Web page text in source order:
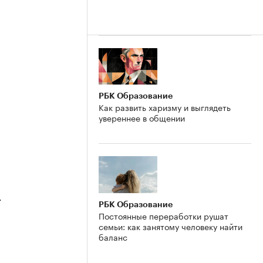
РБК Образование
Как развить харизму и выглядеть
увереннее в общении
РБК Образование
Постоянные переработки рушат
семьи: как занятому человеку найти
баланс